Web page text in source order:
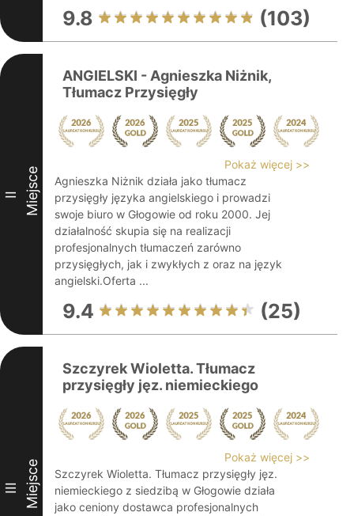
9.8 (103)
II Miejsce
ANGIELSKI - Agnieszka Niżnik,
Tłumacz Przysięgły
Pokaż więcej >>
Agnieszka Niżnik działa jako tłumacz
przysięgły języka angielskiego i prowadzi
swoje biuro w Głogowie od roku 2000. Jej
działalność skupia się na realizacji
profesjonalnych tłumaczeń zarówno
przysięgłych, jak i zwykłych z oraz na język
angielski.Oferta ...
9.4 (25)
III Miejsce
Szczyrek Wioletta. Tłumacz
przysięgły jęz. niemieckiego
Pokaż więcej >>
Szczyrek Wioletta. Tłumacz przysięgły jęz.
niemieckiego z siedzibą w Głogowie działa
jako ceniony dostawca profesjonalnych